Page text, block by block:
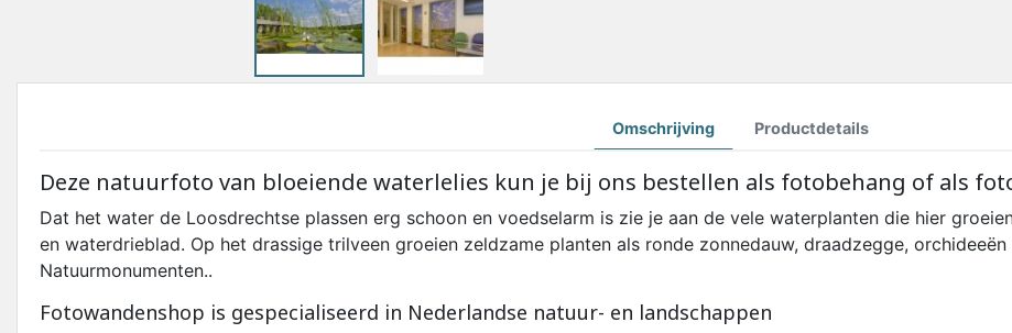
Omschrijving Productdetails
Deze natuurfoto van bloeiende waterlelies kun je bij ons bestellen als fotobehang of als
Dat het water de Loosdrechtse plassen erg schoon en voedselarm is zie je aan de vele waterplanten die hier
en waterdrieblad. Op het drassige trilveen groeien zeldzame planten als ronde zonnedauw, draadzegge,
Natuurmonumenten..
Fotowandenshop is gespecialiseerd in Nederlandse natuur- en landschappen